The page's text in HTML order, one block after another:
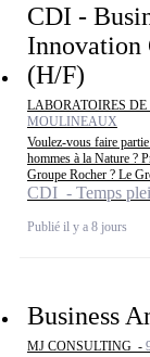
CDI -
Innovation
(H/F)
LABORATOIRES
MOULINEAUX
Voulez-vous faire
hommes à la Nature ?
Groupe Rocher ? Le
CDI - Temps
Publié il y a 8 jours
Business
MJ CONSULTING -